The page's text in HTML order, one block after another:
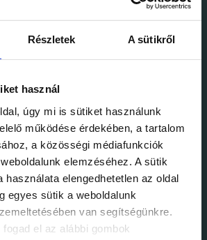
Részletek A sütikről
használ
úgy mi is sütiket használunk
működése érdekében, a tartalom
a közösségi médiafunkciók
elemzéséhez. A sütik
használata elengedhetetlen az oldal
egyes sütik a weboldalunk
van segítségünkre.
el az alábbi gombok